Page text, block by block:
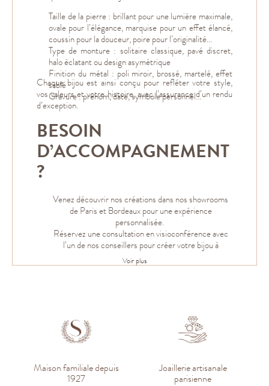
Taille de la pierre : brillant pour une lumière maximale,
ovale pour l’élégance, marquise pour un effet élancé,
coussin pour la douceur, poire pour l’originalité...
Type de monture : solitaire classique, pavé discret,
halo éclatant ou design asymétrique
Finition du métal : poli miroir, brossé, martelé, effet
sablé
Gravure : prénom, date, symbole personnel…
Chaque bijou est ainsi conçu pour refléter votre style,
vos valeurs et votre histoire, avec l’assurance d’un rendu
d’exception.
BESOIN
D’ACCOMPAGNEMENT
?
Venez découvrir nos créations dans nos showrooms
de Paris et Bordeaux pour une expérience
personnalisée.
Réservez une consultation en visioconférence avec
l’un de nos conseillers pour créer votre bijou à
distance.
Découvrez notre collection debijoux en diamantset
Voir plus
Maison familiale depuis
1927
Joaillerie artisanale
parisienne